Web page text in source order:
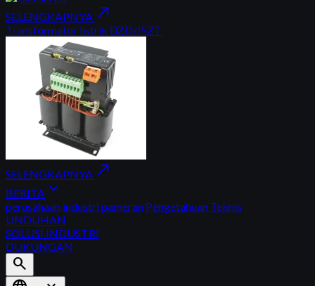
SELENGKAPNYA north_east
Transformator listrik DZD/JSZT
SELENGKAPNYA north_east
BERITA expand_more
perusahaan industripameran Pengetahuan Teknis
UNDUHAN
SOLUSI INDUSTRI
DUKUNGAN
search